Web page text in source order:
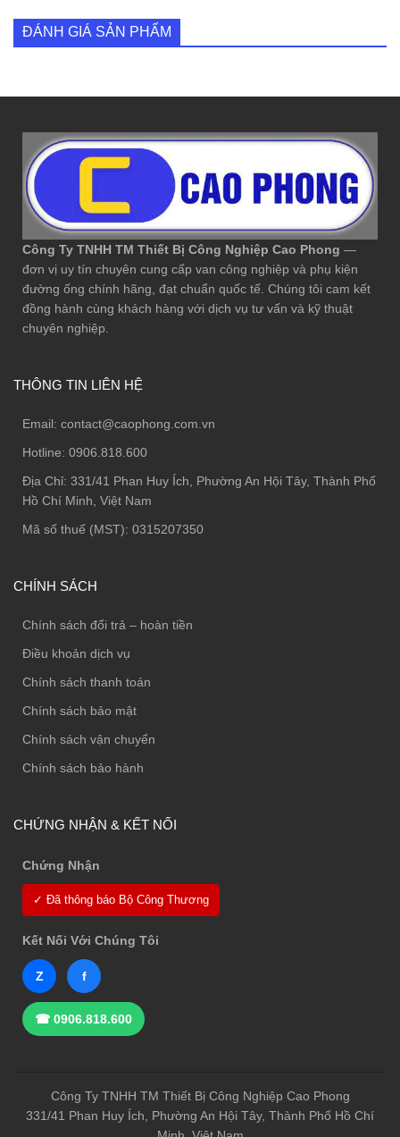
ĐÁNH GIÁ SẢN PHẨM
Công Ty TNHH TM Thiết Bị Công Nghiệp Cao Phong —
đơn vị uy tín chuyên cung cấp van công nghiệp và phụ kiện
đường ống chính hãng, đạt chuẩn quốc tế. Chúng tôi cam kết
đồng hành cùng khách hàng với dịch vụ tư vấn và kỹ thuật
chuyên nghiệp.
THÔNG TIN LIÊN HỆ
Email: contact@caophong.com.vn
Hotline: 0906.818.600
Địa Chỉ: 331/41 Phan Huy Ích, Phường An Hội Tây, Thành Phố
Hồ Chí Minh, Việt Nam
Mã số thuế (MST): 0315207350
CHÍNH SÁCH
Chính sách đổi trả – hoàn tiền
Điều khoản dịch vụ
Chính sách thanh toán
Chính sách bảo mật
Chính sách vận chuyển
Chính sách bảo hành
CHỨNG NHẬN & KẾT NỐI
Chứng Nhận
✓ Đã thông báo Bộ Công Thương
Kết Nối Với Chúng Tôi
Z f
☎ 0906.818.600
Công Ty TNHH TM Thiết Bị Công Nghiệp Cao Phong
331/41 Phan Huy Ích, Phường An Hội Tây, Thành Phố Hồ Chí